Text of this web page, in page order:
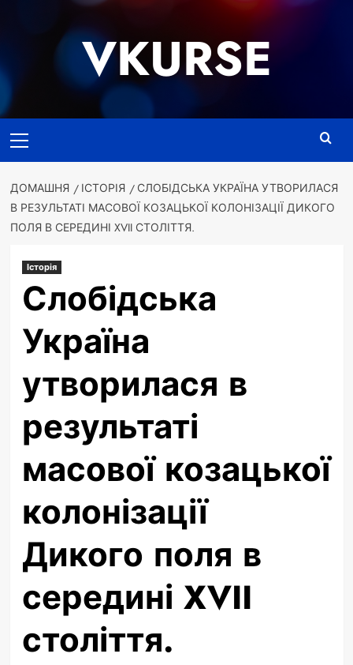
VKURSE
меню
ДОМАШНЯ ІСТОРІЯ
СЛОБІДСЬКА УКРАЇНА УТВОРИЛАСЯ
В РЕЗУЛЬТАТІ МАСОВОЇ КОЗАЦЬКОЇ КОЛОНІЗАЦІЇ ДИКОГО
ПОЛЯ В СЕРЕДИНІ XVII СТОЛІТТЯ.
Історія
Слобідська
Україна
утворилася в
результаті
масової козацької
колонізації
Дикого поля в
середині XVII
століття.